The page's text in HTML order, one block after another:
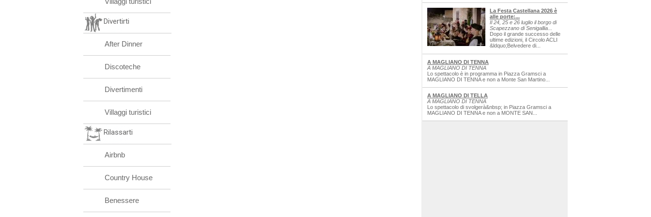
Divertirti
After Dinner
Discoteche
Divertimenti
Villaggi turistici
Rilassarti
Airbnb
Country House
Benessere
La Festa Castellana 2026 è
alle porte:...
Il 24, 25 e 26 luglio il borgo di
Scapezzano di Senigallia...
Dopo il grande successo delle
ultime edizioni, il Circolo ACLI
&ldquo;Belvedere di...
A MAGLIANO DI TENNA
A MAGLIANO DI TENNA
Lo spettacolo è in programma in Piazza Gramsci a
MAGLIANO DI TENNA e non a Monte San Martino...
A MAGLIANO DI TELLA
A MAGLIANO DI TENNA
Lo spettacolo di svolgerà&nbsp; in Piazza Gramsci a
MAGLIANO DI TENNA e non a MONTE SAN...